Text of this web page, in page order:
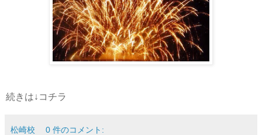
続きは↓コチラ
松崎校 0 件のコメント: